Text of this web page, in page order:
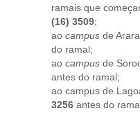
ramais que
(16) 3509;
ao campus de
do ramal;
ao campus de
antes do ramal;
ao campus de
3256 antes do